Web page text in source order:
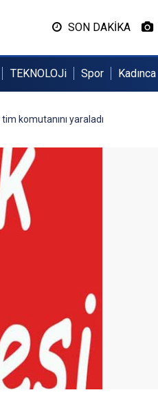
SON DAKİKA
TEKNOLOJi Spor Kadınca
komutanını yaraladı